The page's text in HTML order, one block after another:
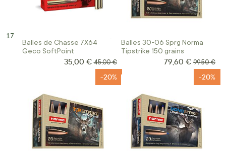
Balles de Chasse 7X64
Geco SoftPoint
Prix Spécial
35,00 € Prix normal
45,00 €
Balles 30-06 Sprg Norma
Tipstrike 150 grains
Prix Spécial
79,60 € Prix
99,50 €
-20% -20%